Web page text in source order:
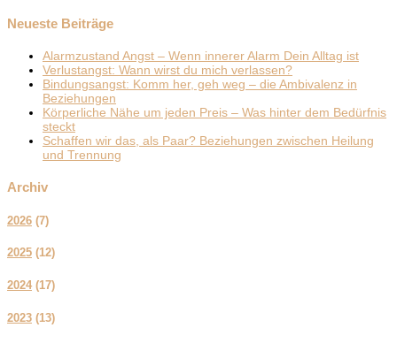
Neueste Beiträge
Alarmzustand Angst – Wenn innerer Alarm Dein Alltag ist
Verlustangst: Wann wirst du mich verlassen?
Bindungsangst: Komm her, geh weg – die Ambivalenz in
Beziehungen
Körperliche Nähe um jeden Preis – Was hinter dem Bedürfnis
steckt
Schaffen wir das, als Paar? Beziehungen zwischen Heilung
und Trennung
Archiv
2026 (7)
2025 (12)
2024 (17)
2023 (13)